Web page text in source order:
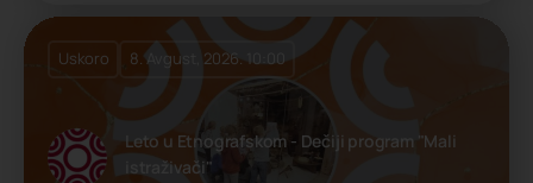
Leto u Etnografskom - Dečiji program "Mali
istraživači"
Uskoro 8. Avgust, 2026. 10:00